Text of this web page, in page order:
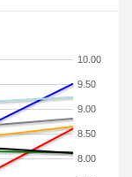
8.00
8.50
9.00
9.50
10.00